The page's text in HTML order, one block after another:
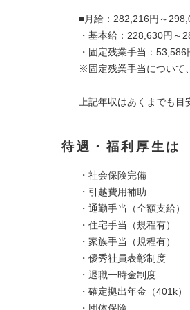
■月給：282,216円～
・基本給：228,630円～
・固定残業手当：
※固定残業手当について
上記年収はあくまでも
待遇・福利厚生は
・社会保険完備
・引越費用補助
・通勤手当（全額支給）
・住宅手当（規程有）
・家族手当（規程有）
・優秀社員表彰制度
・退職一時金制度
・確定拠出年金（401k）
・団体保険